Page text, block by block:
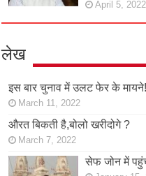
April 5, 2022
लेख
इस बार चुनाव में उलट फेर के मायने!
March 11, 2022
औरत बिकती है,बोलो खरीदोगे ?
March 7, 2022
सेफ जोन में पहुंच